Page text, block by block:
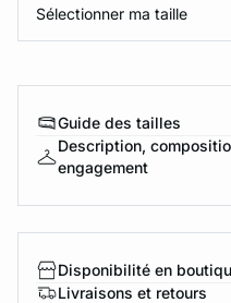
Sélectionner ma taille
Guide des tailles
Description,
engagement
Disponibilité en
Livraisons et retours